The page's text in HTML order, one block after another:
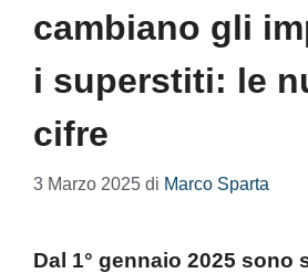
cambiano gli
i superstiti: le
cifre
3 Marzo 2025 di Marco Sparta
Dal 1° gennaio 2025 sono